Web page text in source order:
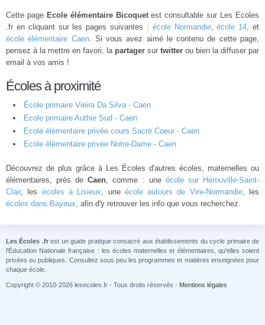
Cette page Ecole élémentaire Bicoquetest consultable sur Les Ecoles
.fr en cliquant sur les pages suivantes : école Normandie,école 14, et
école élémentaire Caen. Si vous avez aimé le contenu de cette page,
pensez à la mettre en favori, la partager sur twitter ou bien la diffuser par
email à vos amis !
Écoles à proximité
École primaire Vieira Da Silva - Caen
Ecole primaire Authie Sud - Caen
Ecole élémentaire privée cours Sacré Coeur - Caen
Ecole élémentaire privée Notre-Dame - Caen
Découvrez de plus grâce à Les Écoles d'autres écoles, maternelles ou
élémentaires, près deCaen, comme : une école sur Hérouville-Saint-
Clair, les écoles à Lisieux, une école autours de Vire-Normandie, les
écoles dans Bayeux, afin d'y retrouver les info que vous recherchez.
Les Écoles .frest un guide pratique consacré aux établissements du cycle primaire de
l'Éducation Nationale française : les écoles maternelles et élémentaires, qu'elles soient
privées ou publiques. Consultez sous peu les programmes et matières enseignées pour
chaque école.
Copyright © 2010-2026 lesecoles.fr - Tous droits réservés - Mentions légales